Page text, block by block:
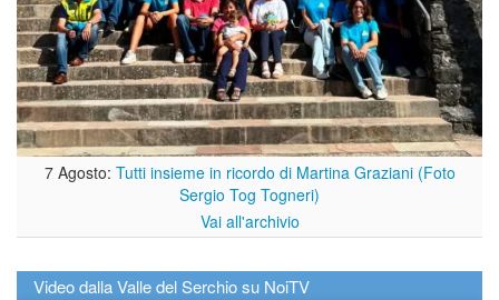
7 Agosto: Tutti insieme in ricordo di Martina Graziani (Foto
Sergio Tog Togneri)
Vai all'archivio
Video dalla Valle del Serchio su NoiTV